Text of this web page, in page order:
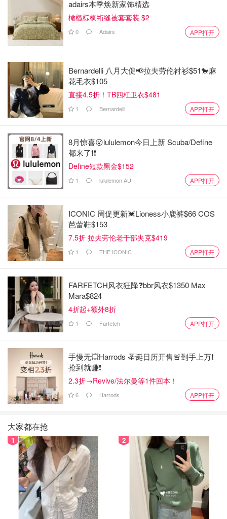
adairs本季焕新家饰精选
橄榄棕榈绗缝被套套装 $2
0 Adairs APP打开
Bernardelli 八月大促📢拉夫劳伦衬衫$51🐎麻
花毛衣$105
直接4.5折！TB四杠卫衣$481
1 Bernardelli APP打开
8月惊喜😮lululemon今日上新 Scuba/Define
都来了❗️❗️
Define短款黑金$152
1 lululemon AU APP打开
ICONIC 周促更新💓Lioness小鹿裤$66 COS
芭蕾鞋$153
7.5折 拉夫劳伦老干部夹克$419
1 THE ICONIC APP打开
FARFETCH风衣狂降❓bbr风衣$1350 Max
Mara$824
4折起+额外8折
1 Farfetch APP打开
手慢无💥Harrods 圣诞日历开售🚨到手上万❗️
抢到就赚❗️
2.3折→Revive/法尔曼等1件回本！
6 Harrods APP打开
大家都在抢
1 2